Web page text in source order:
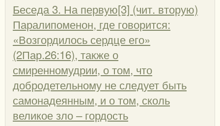
Беседа 3. На первую[3] (чит. вторую)
Паралипоменон, где говорится:
«Возгордилось сердце его»
(2Пар.26:16), также о
смиренномудрии, о том, что
добродетельному не следует быть
самонадеянным, и о том, сколь
великое зло – гордость